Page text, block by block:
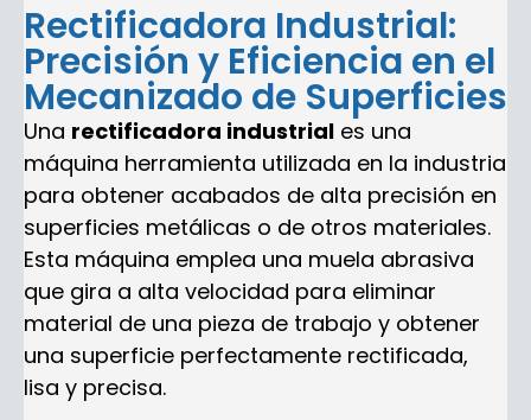
Rectificadora Industrial:
Precisión y Eficiencia en el
Mecanizado de Superficies
Una rectificadora industrial es una
máquina herramienta utilizada en la industria
para obtener acabados de alta precisión en
superficies metálicas o de otros materiales.
Esta máquina emplea una muela abrasiva
que gira a alta velocidad para eliminar
material de una pieza de trabajo y obtener
una superficie perfectamente rectificada,
lisa y precisa.